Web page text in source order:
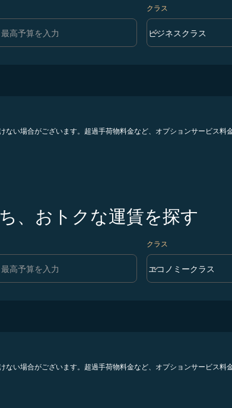
クラス
クラス option ビジネ
ビジネスクラス
keyboard_arrow_down
い場合がございます。超過手荷物料金など、オプションサービス料
、おトクな運賃を探す
クラス
クラス option エコノ
エコノミークラス
keyboard_arrow_down
い場合がございます。超過手荷物料金など、オプションサービス料